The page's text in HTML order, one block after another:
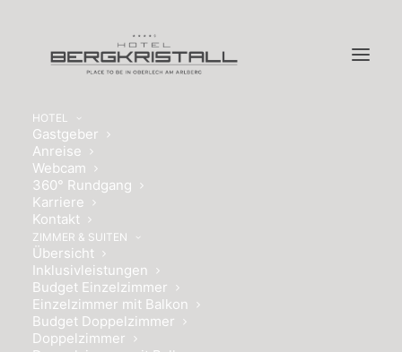
HOTEL
Gastgeber
Anreise
Webcam
360° Rundgang
Karriere
Kontakt
ZIMMER & SUITEN
Übersicht
Inklusivleistungen
Budget Einzelzimmer
Einzelzimmer mit Balkon
Budget Doppelzimmer
Doppelzimmer
WILLKOMMEN,
SCHÖNHEIT.
BEAUTY